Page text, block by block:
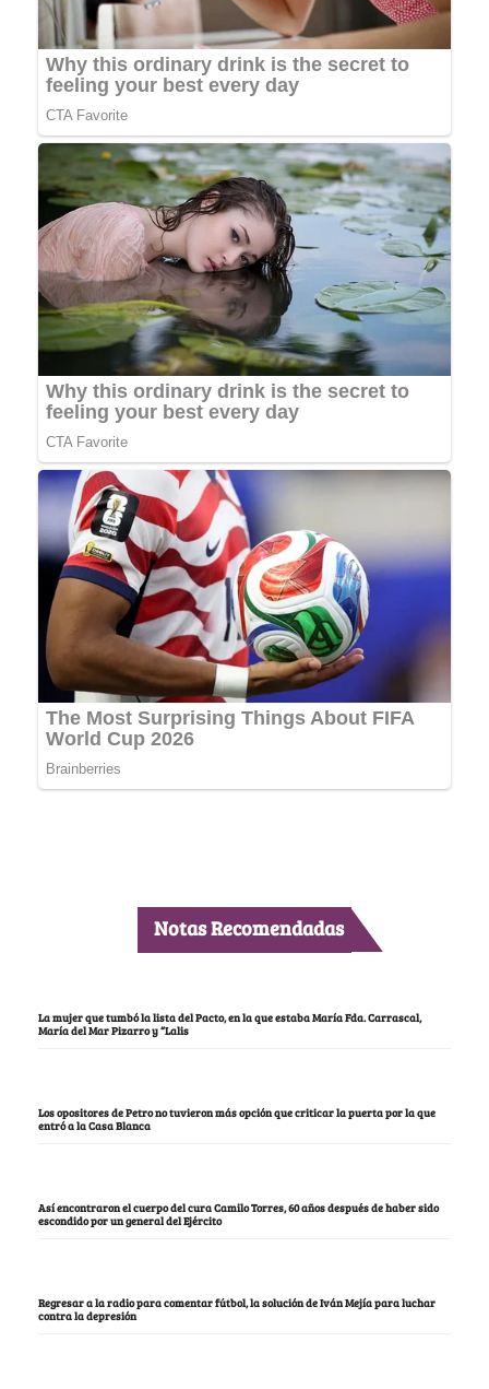
Notas Recomendadas
La mujer que tumbó la lista del Pacto, en la que estaba María Fda. Carrascal,
María del Mar Pizarro y “Lalis
Los opositores de Petro no tuvieron más opción que criticar la puerta por la que
entró a la Casa Blanca
Así encontraron el cuerpo del cura Camilo Torres, 60 años después de haber sido
escondido por un general del Ejército
Regresar a la radio para comentar fútbol, la solución de Iván Mejía para luchar
contra la depresión